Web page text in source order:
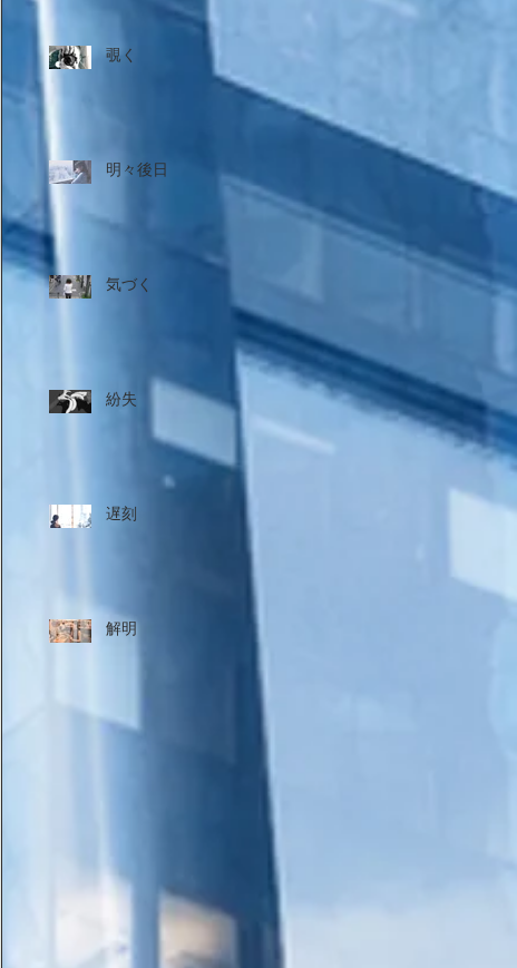
覗く
明々後日
気づく
紛失
遅刻
解明